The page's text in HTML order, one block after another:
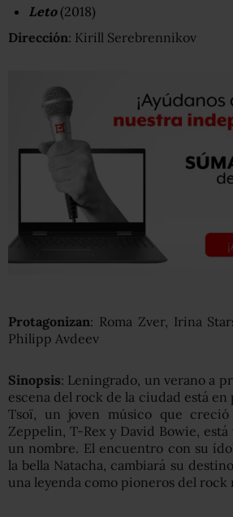
Leto(2018)
Dirección: Kirill Serebrennikov
Protagonizan: Roma Zver, Irina
Philipp Avdeev
Sinopsis: Leningrado, un verano a
escena del rock de la ciudad está
Tsoï, un joven músico que creció
Zeppelin, T-Rex y David Bowie,
un nombre. El encuentro con su
la bella Natacha, cambiará su
una leyenda como pioneros del rock